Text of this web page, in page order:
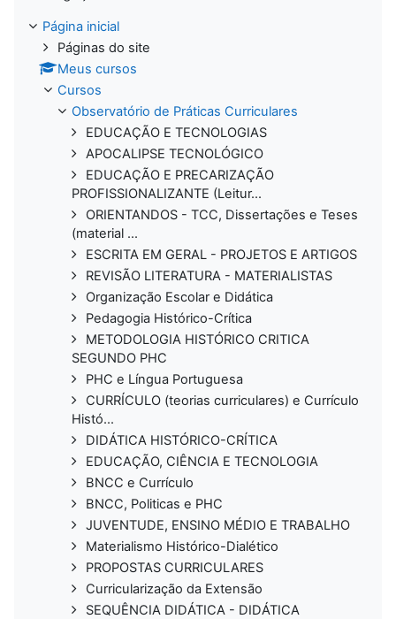
Página inicial
Páginas do site
Meus cursos
Cursos
Observatório de Práticas Curriculares
EDUCAÇÃO E TECNOLOGIAS
APOCALIPSE TECNOLÓGICO
EDUCAÇÃO E PRECARIZAÇÃO
PROFISSIONALIZANTE (Leitur...
ORIENTANDOS - TCC, Dissertações e Teses
(material ...
ESCRITA EM GERAL - PROJETOS E ARTIGOS
REVISÃO LITERATURA - MATERIALISTAS
Organização Escolar e Didática
Pedagogia Histórico-Crítica
METODOLOGIA HISTÓRICO CRITICA
SEGUNDO PHC
PHC e Língua Portuguesa
CURRÍCULO (teorias curriculares) e Currículo
Histó...
DIDÁTICA HISTÓRICO-CRÍTICA
EDUCAÇÃO, CIÊNCIA E TECNOLOGIA
BNCC e Currículo
BNCC, Politicas e PHC
JUVENTUDE, ENSINO MÉDIO E TRABALHO
Materialismo Histórico-Dialético
PROPOSTAS CURRICULARES
Curricularização da Extensão
SEQUÊNCIA DIDÁTICA - DIDÁTICA